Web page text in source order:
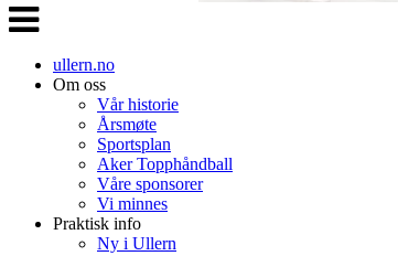
Veksle
navigasjon
ullern.no
Om oss
Vår historie
Årsmøte
Sportsplan
Aker Topphåndball
Våre sponsorer
Vi minnes
Praktisk info
Ny i Ullern